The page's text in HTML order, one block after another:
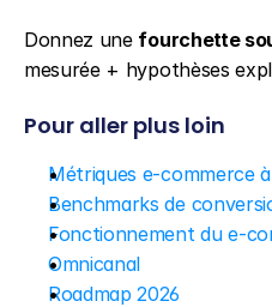
Donnez une fourchette
mesurée + hypothèses
Pour aller plus loin
Métriques e-commerce
Benchmarks de
Fonctionnement du e-
Omnicanal
Roadmap 2026